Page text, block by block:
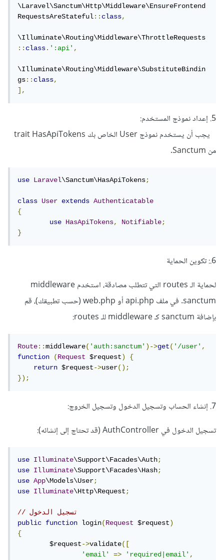
\Laravel\Sanctum\Http\Middleware\EnsureFrontend
RequestsAreStateful::class,
\Illuminate\Routing\Middleware\ThrottleRequests
::class.':api',
\Illuminate\Routing\Middleware\SubstituteBindin
gs::class,
],
5. إعداد نموذج المستخدم:
يجب أن يستخدم نموذج User الخاص بك trait HasApiTokens
من Sanctum.
use Laravel\Sanctum\HasApiTokens;
class User extends
Authenticatable
{
use
HasApiTokens, Notifiable;
}
6.: تكوين الحماية
لحماية الـ routes التي تتطلب مصادقة، استخدم middleware
sanctum. في ملف api.php أو web.php (حسب تطبيقك)، قم
بإضافة sanctum كـ middleware للـ routes:
Route::middleware('auth:sanctum')->get('/user',
function
(Request $request)
{
return $request->user();
});
7. إنشاء الحساب وتسجيل الدخول وتسجيل الخروج:
تسجيل الدخول في AuthController (قد تحتاج إلى إنشائه):
use Illuminate\Support\Facades\Auth;
use
Illuminate\Support\Facades\Hash;
use
App\Models\User;
use
Illuminate\Http\Request;
// تسجيل الدخول
public
function login(Request $request)
{
	$request
->validate([
'email'
=> 'required|email',